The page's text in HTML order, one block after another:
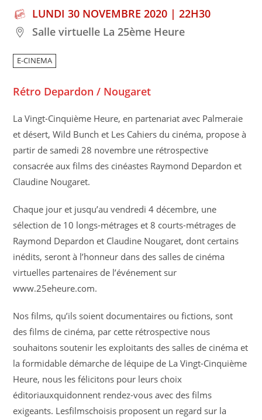
LUNDI 30 NOVEMBRE 2020 | 22H30
Salle virtuelle La 25ème Heure
E-CINEMA
Rétro Depardon / Nougaret
La Vingt-Cinquième Heure, en partenariat avec Palmeraie
et désert, Wild Bunch et Les Cahiers du cinéma, propose à
partir de samedi 28 novembre une rétrospective
consacrée aux films des cinéastes Raymond Depardon et
Claudine Nougaret.
Chaque jour et jusqu’au vendredi 4 décembre, une
sélection de 10 longs-métrages et 8 courts-métrages de
Raymond Depardon et Claudine Nougaret, dont certains
inédits, seront à l’honneur dans des salles de cinéma
virtuelles partenaires de l’événement sur
www.25eheure.com.
Nos films, qu’ils soient documentaires ou fictions, sont
des films de cinéma, par cette rétrospective nous
souhaitons soutenir les exploitants des salles de cinéma et
la formidable démarche de léquipe de La Vingt-Cinquième
Heure, nous les félicitons pour leurs choix
éditoriauxquidonnent rendez-vous avec des films
exigeants. Lesfilmschoisis proposent un regard sur la